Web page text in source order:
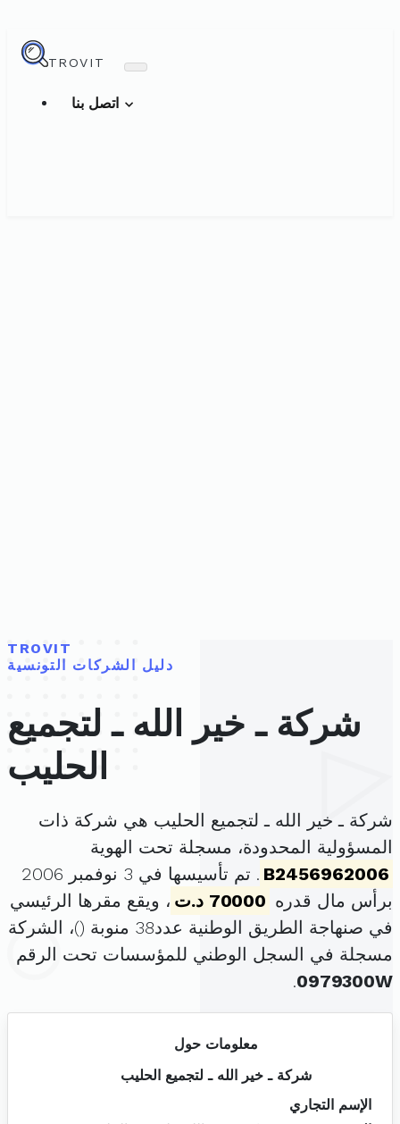
TROVIT
TROVIT
دليل الشركات التونسية
شركة ـ خير الله ـ لتجميع
الحليب
شركة ـ خير الله ـ لتجميع الحليب هي شركة ذات
المسؤولية المحدودة، مسجلة تحت الهوية
B2456962006
. تم تأسيسها في 3 نوفمبر 2006
برأس مال قدره 70000 د.ت
، ويقع مقرها الرئيسي
في صنهاجة الطريق الوطنية عدد38 منوبة (
)، الشركة
مسجلة في السجل الوطني للمؤسسات تحت الرقم
0979300W
.
معلومات حول
شركة ـ خير الله ـ لتجميع الحليب
الإسم التجاري